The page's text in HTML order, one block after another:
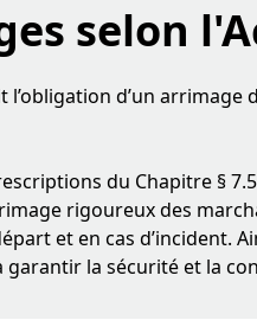
selon
l’obligation d’un
du Chapitre §
rigoureux des
et en cas d’incident.
garantir la sécurité et la